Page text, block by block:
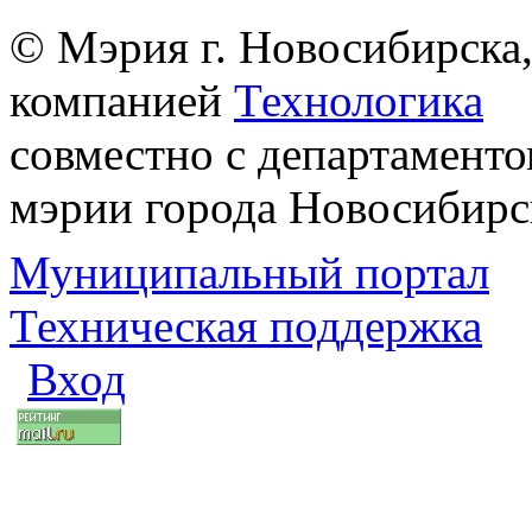
© Мэрия г.
компанией Технологика
совместно с
мэрии города
Муниципальный портал
Техническая поддержка
Вход